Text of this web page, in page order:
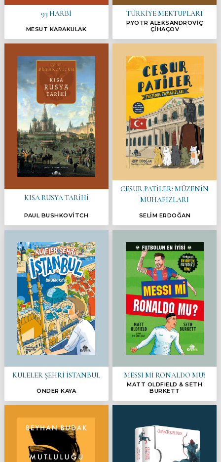
93 HARBİ
MESUT KARAKULAK
TÜRKİYE MEKTUPLARI
PYOTR ALEKSANDROVİÇ
ÇİHAÇOV
KISA RUSYA TARİHİ
PAUL BUSHKOVİTCH
CESUR PATİLER: MÜZENİN
MUHAFIZLARI
SELİM ERDOĞAN
KULELER ŞEHRİ İSTANBUL
ÖNDER KAYA
MESSI Mİ RONALDO MU?
MATT OLDFIELD & SETH
BURKETT